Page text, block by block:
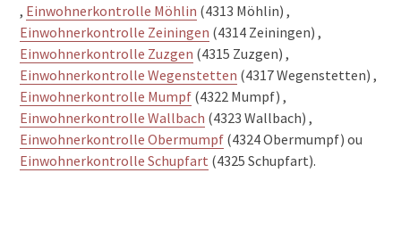
, Einwohnerkontrolle Möhlin (4313 Möhlin) ,
Einwohnerkontrolle Zeiningen (4314 Zeiningen) ,
Einwohnerkontrolle Zuzgen (4315 Zuzgen) ,
Einwohnerkontrolle Wegenstetten (4317 Wegenstetten) ,
Einwohnerkontrolle Mumpf (4322 Mumpf) ,
Einwohnerkontrolle Wallbach (4323 Wallbach) ,
Einwohnerkontrolle Obermumpf (4324 Obermumpf) ou
Einwohnerkontrolle Schupfart (4325 Schupfart).